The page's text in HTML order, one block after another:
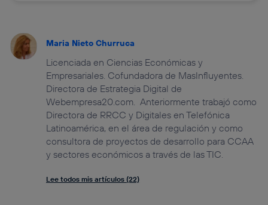
Maria Nieto Churruca
Licenciada en Ciencias Económicas y
Empresariales. Cofundadora de MasInfluyentes.
Directora de Estrategia Digital de
Webempresa20.com. Anteriormente trabajó como
Directora de RRCC y Digitales en Telefónica
Latinoamérica, en el área de regulación y como
consultora de proyectos de desarrollo para CCAA
y sectores económicos a través de las TIC.
Lee todos mis artículos (22)